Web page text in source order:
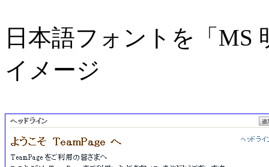
日本語フォントを「MS
イメージ